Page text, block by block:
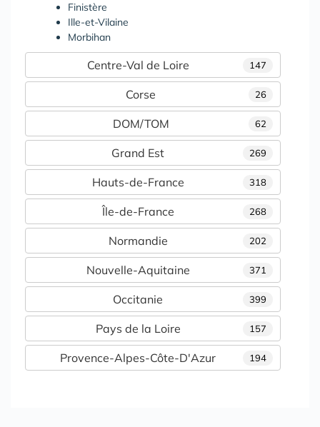
Finistère
Ille-et-Vilaine
Morbihan
147
Centre-Val de Loire
26
Corse
62
DOM/TOM
269
Grand Est
318
Hauts-de-France
268
Île-de-France
202
Normandie
371
Nouvelle-Aquitaine
399
Occitanie
157
Pays de la Loire
194
Provence-Alpes-Côte-D'Azur